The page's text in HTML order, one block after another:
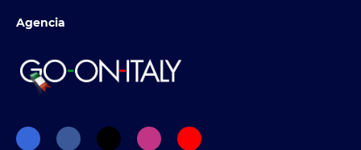
Agencia